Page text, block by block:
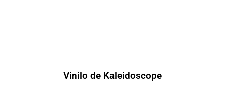
Vinilo de Kaleidoscope